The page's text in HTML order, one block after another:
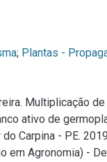
; Plantas -
Multiplicação
ativo de
Carpina - PE.
em Agronomia) -